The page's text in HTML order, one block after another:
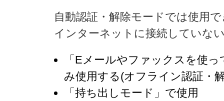
自動認証・解除モードでは使用
インターネットに接続していな
「Eメールやファックスを使
み使用する(オフライン認証・
「持ち出しモード」で使用